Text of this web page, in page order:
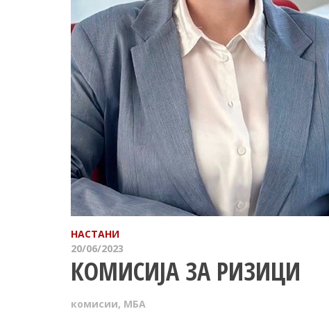
НАСТАНИ
20/06/2023
КОМИСИЈА ЗА РИЗИЦИ
комисии, МБА